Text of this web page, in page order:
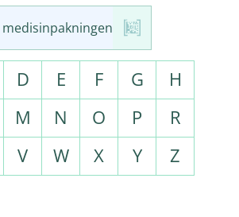
D E F G
H
M N O P
R
V W X Y Z